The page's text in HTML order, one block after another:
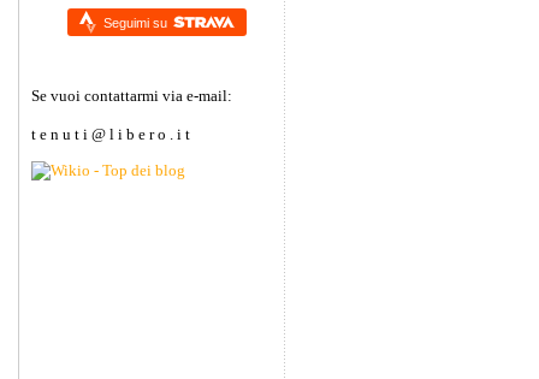
Seguimi su
Se vuoi contattarmi via e-mail:
t e n u t i @ l i b e r o . i t